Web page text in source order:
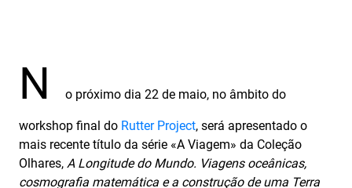
N o próximo dia 22 de maio, no âmbito do
workshop final do Rutter Project, será apresentado o
mais recente título da série «A Viagem» da Coleção
Olhares, A Longitude do Mundo. Viagens oceânicas,
cosmografia matemática e a construção de uma Terra